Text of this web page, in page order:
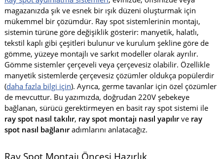
magazanızda şık ve esnek bir ışık düzeni oluşturmak için
mükemmel bir çözümdür. Ray spot sistemlerinin montajı,
sistemin türüne göre değişiklik gösterir: manyetik, halatlı,
tekstil kaplı gibi çeşitleri bulunur ve kurulum şekline göre de
gömme, yüzeye montajlı ve sarkıt modeller olarak ayrılır.
Gömme sistemler çerçeveli veya çerçevesiz olabilir. Özellikle
manyetik sistemlerde çerçevesiz çözümler oldukça popülerdir
(daha fazla bilgi için). Ayrıca, germe tavanlar için özel çözümler
de mevcuttur. Bu yazımızda, doğrudan 220V şebekeye
bağlanan, sürücü gerektirmeyen en basit ray spot sistemi ile
ray spot nasıl takılır, ray spot montajı nasıl yapılırve ray
spot nasıl bağlanıradımlarını anlatacağız.